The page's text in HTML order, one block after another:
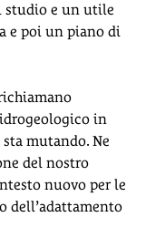
studio e un utile
e poi un piano di
in
mutando. Ne
del nostro
nuovo per le
dell’adattamento